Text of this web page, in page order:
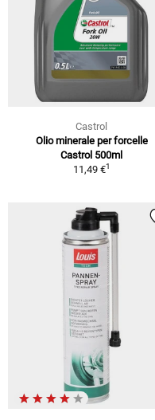
Castrol
Olio minerale per forcelle
Castrol 500ml
11,49 €1